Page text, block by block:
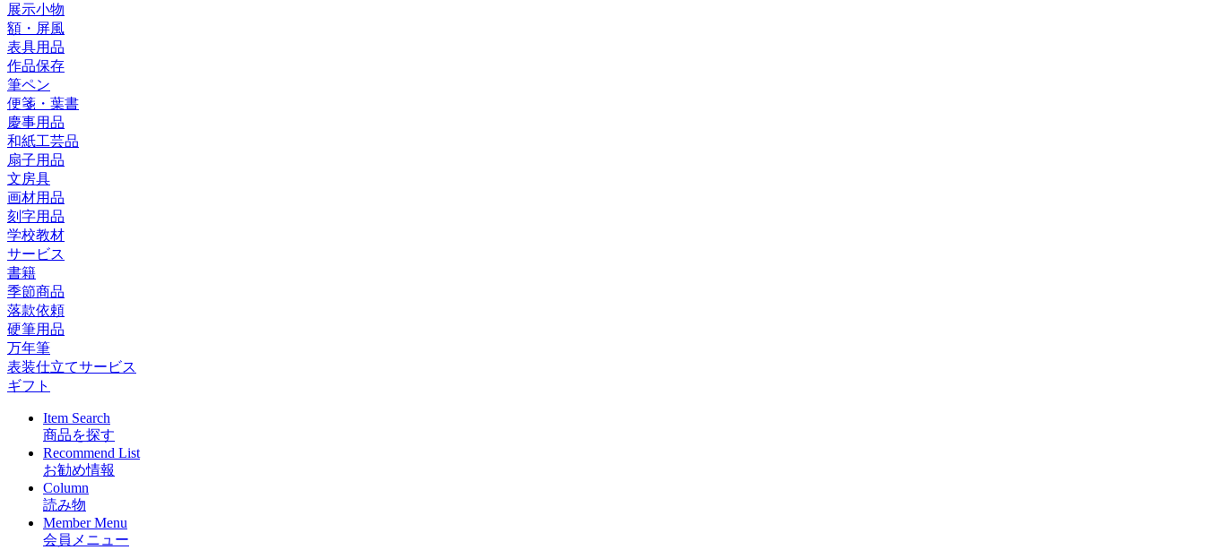
展示小物
額・屏風
表具用品
作品保存
筆ペン
便箋・葉書
慶事用品
和紙工芸品
扇子用品
文房具
画材用品
刻字用品
学校教材
サービス
書籍
季節商品
落款依頼
硬筆用品
万年筆
表装仕立てサービス
ギフト
Item Search
商品を探す
Recommend List
お勧め情報
Column
読み物
Member Menu
会員メニュー